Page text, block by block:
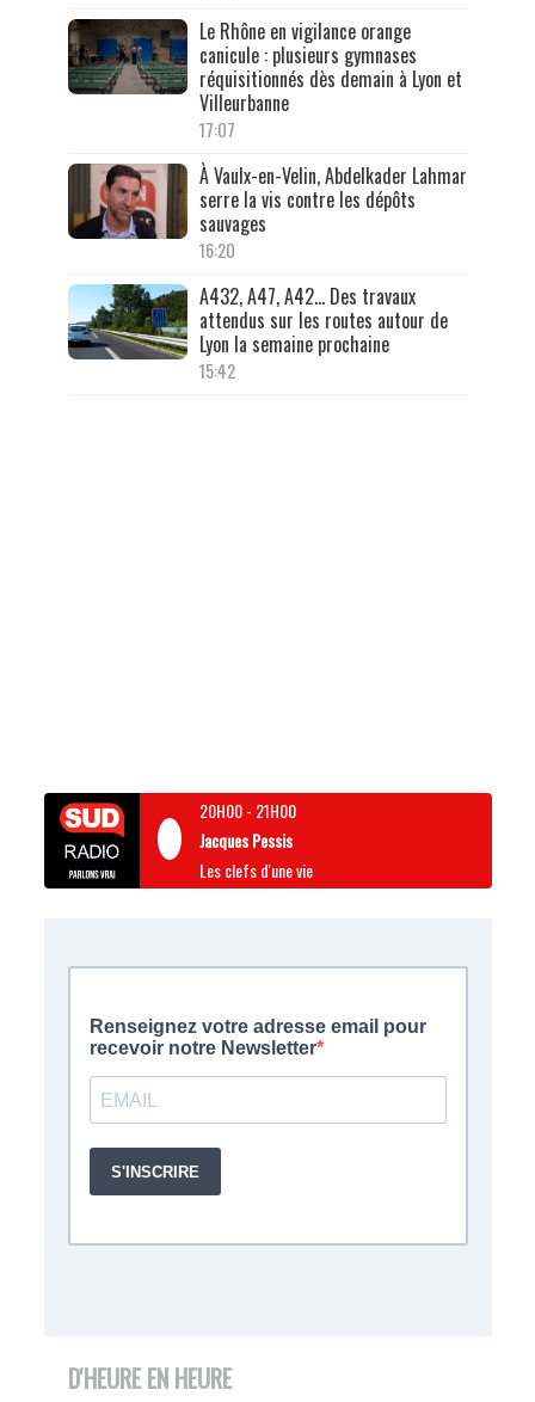
Le Rhône en vigilance orange
canicule : plusieurs gymnases
réquisitionnés dès demain à Lyon et
Villeurbanne
17:07
À Vaulx-en-Velin, Abdelkader Lahmar
serre la vis contre les dépôts
sauvages
16:20
A432, A47, A42… Des travaux
attendus sur les routes autour de
Lyon la semaine prochaine
15:42
20H00- 21H00
Jacques Pessis
Les clefs d'une vie
D'HEURE EN HEURE